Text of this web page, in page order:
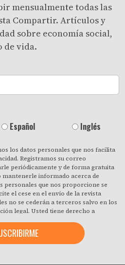
mensualmente todas las
Compartir. Artículos y
sobre economía social,
de vida.
Español Inglés
los datos personales que nos facilita
Registramos su correo
periódicamente y de forma gratuita
informado acerca de
personales que nos proporcione se
el cese en el envío de la revista
no se cederán a terceros salvo en los
legal. Usted tiene derecho a
a revocar cuando lo desee, con efecto
ello. También puede acceder a sus
que sean inexactos o solicitar su